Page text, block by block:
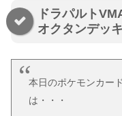
ドラパルト
オクタンデッ
本日のポケモンカー
は・・・